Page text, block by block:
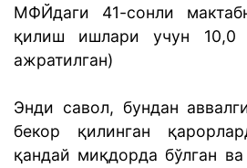
МФЙдаги 41-сонли
қилиш ишлари учун 10,0
ажратилган)
Энди савол, бундан
бекор қилинган
қандай миқдорда бўлган